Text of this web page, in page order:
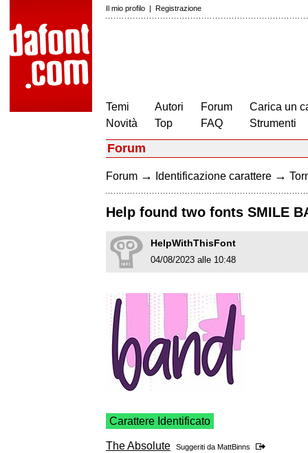
Il mio profilo | Registrazione
Temi
Novità
Autori
Top
Forum
FAQ
Carica un
Strumenti
Forum
Forum → Identificazione carattere →
Help found two fonts SMILE
HelpWithThisFont
04/08/2023 alle 10:48
Carattere Identificato
The Absolute Suggeriti da MattBinns